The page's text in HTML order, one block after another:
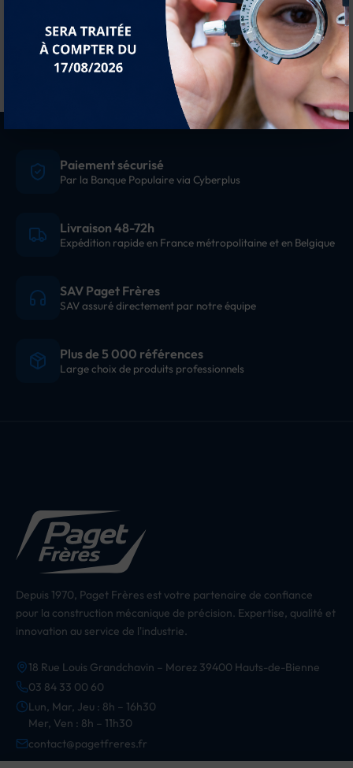
Paiement sécurisé
Par la Banque Populaire via Cyberplus
Livraison 48-72h
Expédition rapide en France métropolitaine et en Belgique
SAV Paget Frères
SAV assuré directement par notre équipe
Plus de 5 000 références
Large choix de produits professionnels
Depuis 1970, Paget Frères est votre partenaire de confiance
pour la construction mécanique de précision. Expertise, qualité et
innovation au service de l'industrie.
18 Rue Louis Grandchavin – Morez 39400 Hauts-de-Bienne
03 84 33 00 60
Lun, Mar, Jeu : 8h – 16h30
Mer, Ven : 8h – 11h30
contact@pagetfreres.fr